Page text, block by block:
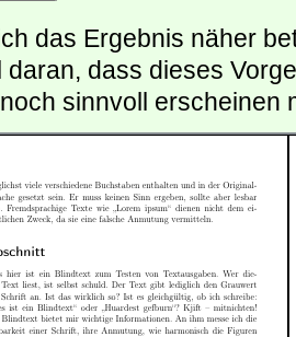
das Ergebnis näher
daran, dass dieses
sinnvoll erscheinen